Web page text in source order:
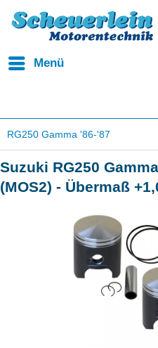
Menü
RG250 Gamma '86-'87
Suzuki RG250
(MOS2) - Übermaß